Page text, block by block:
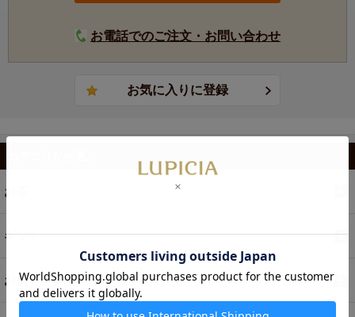
お電話でのご注文・お問い合わせ
お茶
ギフト
お菓子・食品・飲料